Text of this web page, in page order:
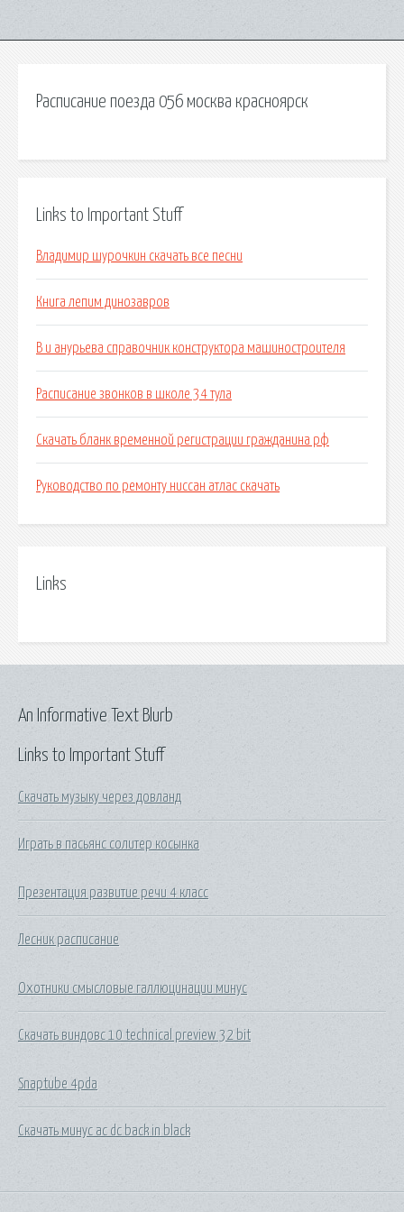
Расписание поезда 056 москва красноярск
Links to Important Stuff
Владимир шурочкин скачать все песни
Книга лепим динозавров
В и анурьева справочник конструктора машиностроителя
Расписание звонков в школе 34 тула
Скачать бланк временной регистрации гражданина рф
Руководство по ремонту ниссан атлас скачать
Links
Links to Important Stuff
Скачать музыку через довланд
Играть в пасьянс солитер косынка
Презентация развитие речи 4 класс
Лесник расписание
Охотники смысловые галлюцинации минус
Скачать виндовс 10 technical preview 32 bit
Snaptube 4pda
Скачать минус ac dc back in black
An Informative Text Blurb